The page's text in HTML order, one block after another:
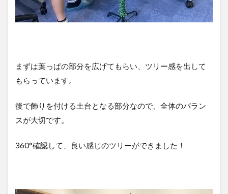
まずは葉っぱの部分を広げてもらい、ツリー感を出して
もらっています。
後で飾りを付ける土台となる部分なので、全体のバラン
スが大切です。
360°確認して、良い感じのツリーができました！